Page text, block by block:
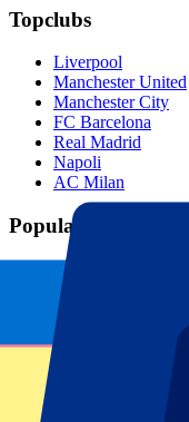
Topclubs
Liverpool
Manchester United
Manchester City
FC Barcelona
Real Madrid
Napoli
AC Milan
Populaire events
GP Spanje
GP Nederland
GP Italië
GP Singapore
Alle sporten